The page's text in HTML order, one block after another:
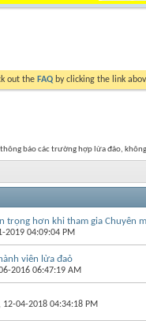
out the FAQ by clicking the link
thông báo các trường hợp lừa đảo,
trọng hơn khi tham gia Chuyên
2019 04:09:04 PM
viên lừa đaỏ
2016 06:47:19 AM
‎, 12-04-2018 04:34:18 PM